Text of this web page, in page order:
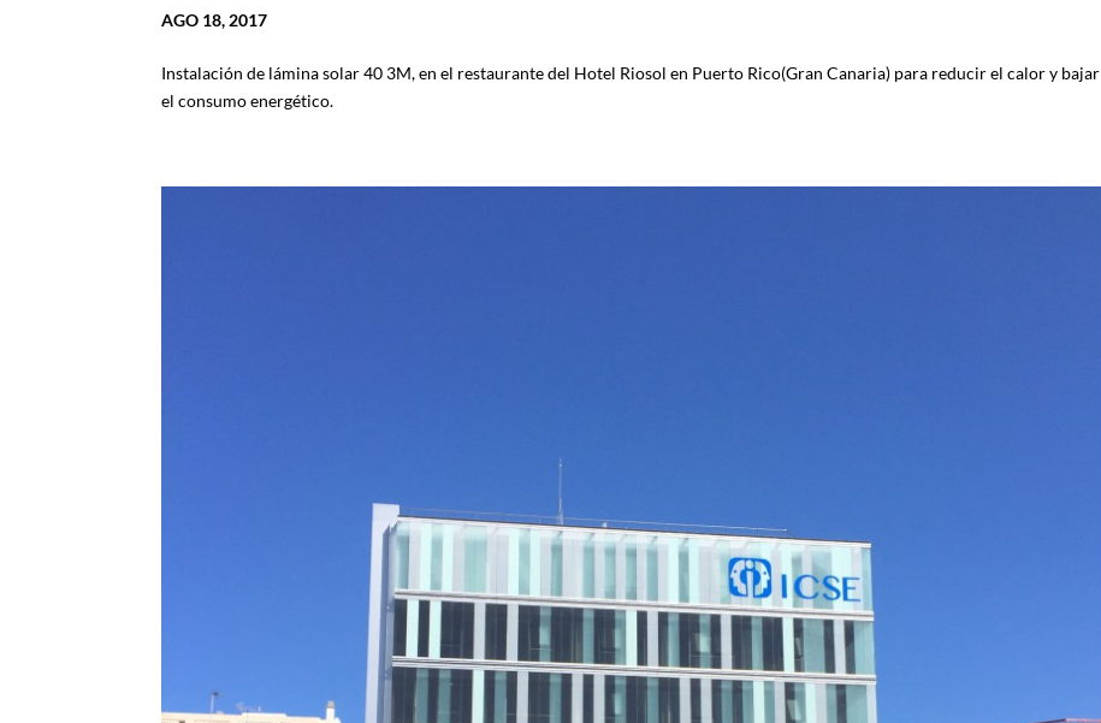
AGO 18, 2017
Instalación de lámina solar 40 3M, en el restaurante del Hotel Riosol en Puerto Rico(Gran Canaria) para reducir el calor y bajar
el consumo energético.